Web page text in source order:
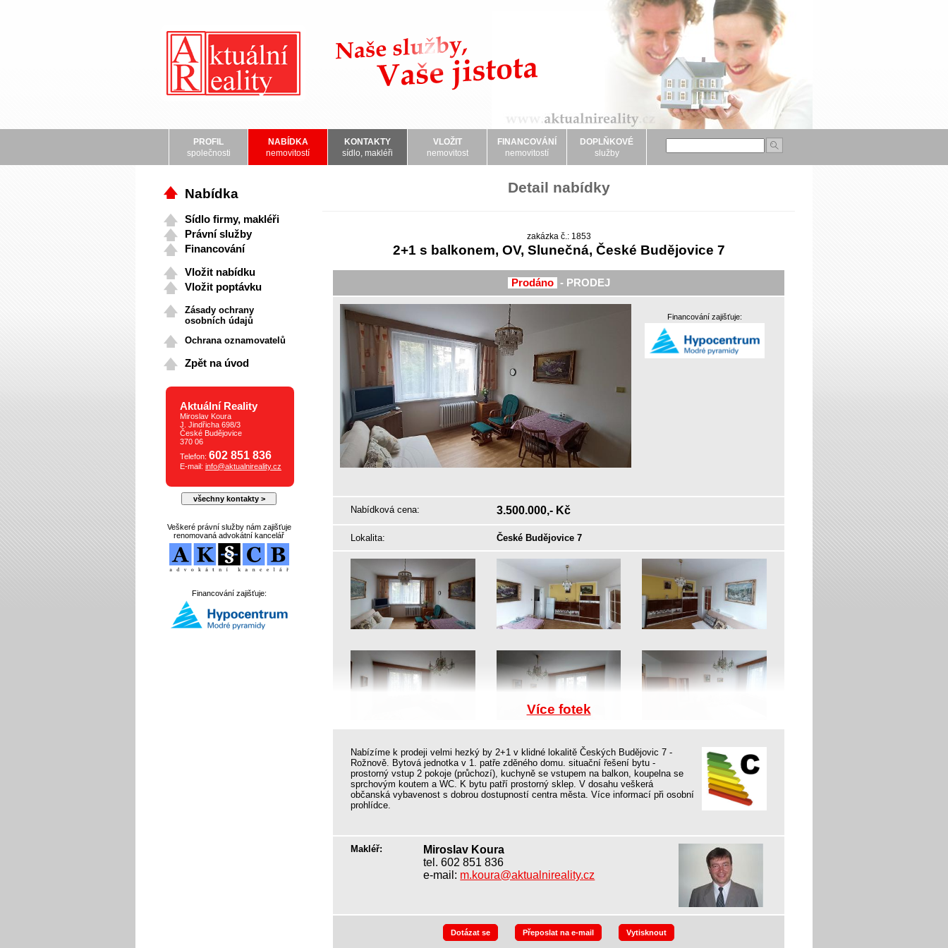
PROFIL
společnosti
NABÍDKA
nemovitostí
KONTAKTY
sídlo, makléři
VLOŽIT
nemovitost
FINANCOVÁNÍ
nemovitostí
DOPLŇKOVÉ
služby
Detail nabídky
zakázka č.: 1853
2+1 s balkonem, OV, Slunečná, České Budějovice 7
Prodáno - PRODEJ
Financování zajišťuje:
Nabídková cena: 3.500.000,- Kč
Lokalita: České Budějovice 7
Více fotek
Nabízíme k prodeji velmi hezký by 2+1 v klidné lokalitě Českých Budějovic 7 -
Rožnově. Bytová jednotka v 1. patře zděného domu. situační řešení bytu -
prostorný vstup 2 pokoje (průchozí), kuchyně se vstupem na balkon, koupelna se
sprchovým koutem a WC. K bytu patří prostorný sklep. V dosahu veškerá
občanská vybavenost s dobrou dostupností centra města. Více informací při osobní
prohlídce.
Makléř:
Miroslav Koura
tel. 602 851 836
e-mail: m.koura@aktualnireality.cz
Dotázat se Přeposlat na e-mail Vytisknout
Nabídka
Sídlo firmy, makléři
Právní služby
Financování
Vložit nabídku
Vložit poptávku
Zásady ochrany
osobních údajů
Ochrana oznamovatelů
Zpět na úvod
Aktuální Reality
Miroslav Koura
J. Jindřicha 698/3
České Budějovice
370 06
Telefon: 602 851 836
E-mail: info@aktualnireality.cz
všechny kontakty >
Veškeré právní služby nám zajišťuje
renomovaná advokátní kancelář
Financování zajišťuje: